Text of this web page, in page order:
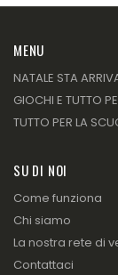
MENU
NATALE STA
GIOCHI E TUTTO
TUTTO PER LA
SU DI NOI
Come funziona
Chi siamo
La nostra rete di
Contattaci